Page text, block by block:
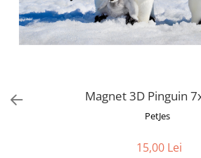
Creioane
Caiete 3D
Glitter Eyes
Fairytales
Wild Hangers
ColourZoo
Magnet 3D Pinguin
PetJes
15,00 Lei